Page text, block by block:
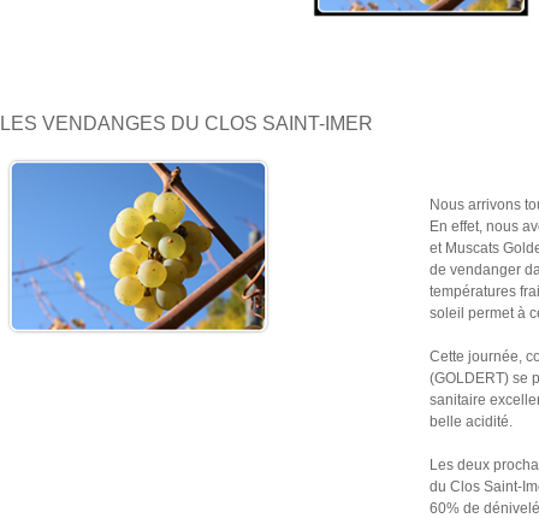
LES VENDANGES DU CLOS SAINT-IMER
Nous arrivons
En effet, nous
et Muscats
de vendanger
températures
soleil permet à
Cette journée,
(GOLDERT) se
sanitaire
belle acidité.
Les deux
du Clos Saint-
60% de